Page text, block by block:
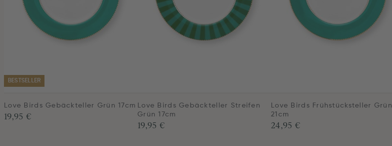
BESTSELLER
Love Birds Gebäckteller Grün 17cm
19,95 €
Love Birds Gebäckteller Streifen
Grün 17cm
19,95 €
Love Birds Frühstücksteller Grün
21cm
24,95 €